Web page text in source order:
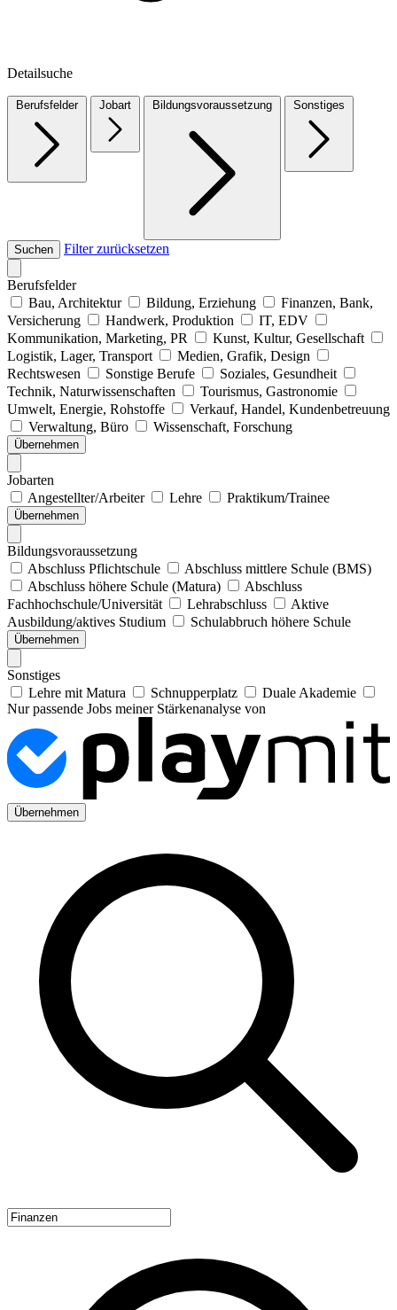
Detailsuche
Berufsfelder Jobart Bildungsvoraussetzung Sonstiges
Suchen Filter zurücksetzen
Berufsfelder
Bau, Architektur
Bildung, Erziehung
Finanzen, Bank,
Versicherung
Handwerk, Produktion
IT, EDV
Kommunikation, Marketing, PR
Kunst, Kultur, Gesellschaft
Logistik, Lager, Transport
Medien, Grafik, Design
Rechtswesen
Sonstige Berufe
Soziales, Gesundheit
Technik, Naturwissenschaften
Tourismus, Gastronomie
Umwelt, Energie, Rohstoffe
Verkauf, Handel, Kundenbetreuung
Verwaltung, Büro
Wissenschaft, Forschung
Übernehmen
Jobarten
Angestellter/Arbeiter
Lehre Praktikum/Trainee
Übernehmen
Bildungsvoraussetzung
Abschluss Pflichtschule
Abschluss mittlere Schule (BMS)
Abschluss höhere Schule (Matura)
Abschluss
Fachhochschule/Universität
Lehrabschluss
Aktive
Ausbildung/aktives Studium
Schulabbruch höhere Schule
Übernehmen
Sonstiges
Lehre mit Matura
Schnupperplatz
Duale Akademie
Nur passende Jobs meiner Stärkenanalyse von
Übernehmen